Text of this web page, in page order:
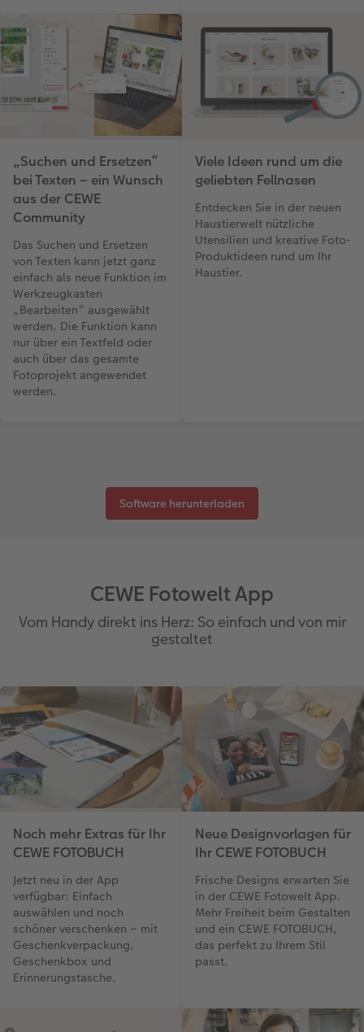
„Suchen und Ersetzen“
bei Texten – ein Wunsch
aus der CEWE
Community
Das Suchen und Ersetzen
von Texten kann jetzt ganz
einfach als neue Funktion im
Werkzeugkasten
„Bearbeiten“ ausgewählt
werden. Die Funktion kann
nur über ein Textfeld oder
auch über das gesamte
Fotoprojekt angewendet
werden.
Viele Ideen rund um die
geliebten Fellnasen
Entdecken Sie in der neuen
Haustierwelt nützliche
Utensilien und kreative Foto-
Produktideen rund um Ihr
Haustier.
Software herunterladen
CEWE Fotowelt App
Vom Handy direkt ins Herz: So einfach und von mir
gestaltet
Noch mehr Extras für Ihr
CEWE FOTOBUCH
Jetzt neu in der App
verfügbar: Einfach
auswählen und noch
schöner verschenken – mit
Geschenkverpackung,
Geschenkbox und
Erinnerungstasche.
Neue Designvorlagen für
Ihr CEWE FOTOBUCH
Frische Designs erwarten Sie
in der CEWE Fotowelt App.
Mehr Freiheit beim Gestalten
und ein CEWE FOTOBUCH,
das perfekt zu Ihrem Stil
passt.